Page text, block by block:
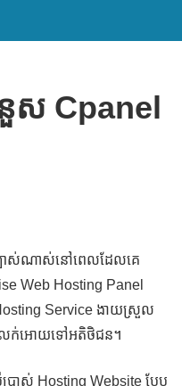
ស Cpanel
បាស់ណាស់នៅពេលដែលគេ
Web Hosting Panel
Hosting Service ងាយស្រួល
លក់អោយទៅអតិថិជន។
ើប្រាស់ Hosting Website បែប